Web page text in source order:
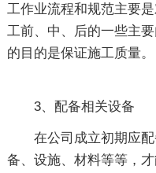
工作业流程和规范主要
工前、中、后的一些主
的目的是保证施工质量。
3、配备相关设备
在公司成立初期应
备、设施、材料等等，